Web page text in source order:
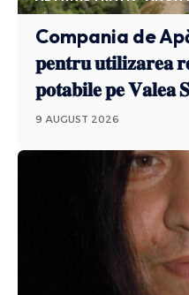
Compania de
𝐩𝐞𝐧𝐭𝐫𝐮 𝐮𝐭𝐢𝐥𝐢𝐳𝐚𝐫𝐞𝐚
𝐩𝐨𝐭𝐚𝐛𝐢𝐥𝐞 𝐩𝐞 𝐕𝐚𝐥𝐞𝐚
9 AUGUST 2026